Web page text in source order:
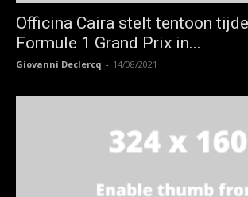
Officina Caira stelt tentoon
Formule 1 Grand Prix in...
Giovanni Declercq - 14/08/2021